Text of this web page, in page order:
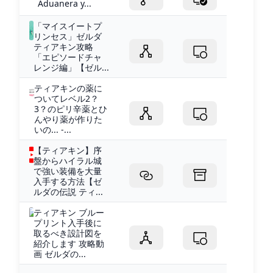
Aduanera y...
「マイスイートプ
リンセス」ゼルダ
ティアキン攻略
「エピソードチャ
レンジ編」【ゼル...
ティアキンの薬に
ついてレベル2？
3？のピリ辛薬とひ
んやり薬が作りた
いの... -...
【ティアキン】序
盤からハイラル城
で強い装備を大量
入手する方法【ゼ
ルダの伝説 ティ...
ティアキン ブルー
プリント入手後に
取るべき設計図を
紹介します 攻略動
画 ゼルダの...